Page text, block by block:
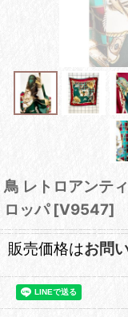
鳥 レトロアンテ
ロッパ [V9547]
販売価格はお問